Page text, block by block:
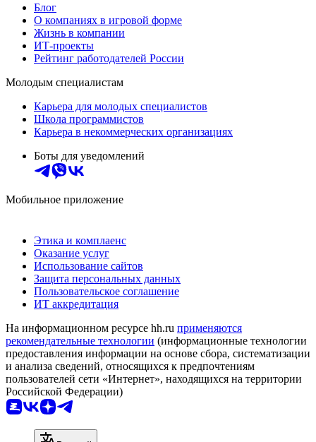
Блог
О компаниях в игровой форме
Жизнь в компании
ИТ-проекты
Рейтинг работодателей России
Молодым специалистам
Карьера для молодых специалистов
Школа программистов
Карьера в некоммерческих организациях
Боты для уведомлений
Мобильное приложение
Этика и комплаенс
Оказание услуг
Использование сайтов
Защита персональных данных
Пользовательское соглашение
ИТ аккредитация
На информационном ресурсе hh.ru применяются
рекомендательные технологии (информационные технологии
предоставления информации на основе сбора, систематизации
и анализа сведений, относящихся к предпочтениям
пользователей сети «Интернет», находящихся на территории
Российской Федерации)